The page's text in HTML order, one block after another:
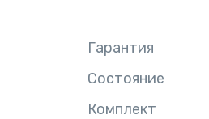
Гарантия
Состояние
Комплект